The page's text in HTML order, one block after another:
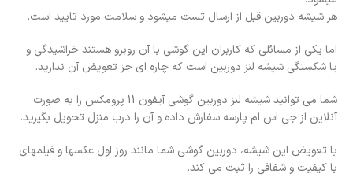
هر شیشه دوربین قبل از ارسال تست میشود و سلامت مورد تایید است.
اما یکی از مسائلی که کاربران این گوشی با آن روبرو هستند خراشیدگی و
یا شکستگی شیشه لنز دوربین است که چاره ای جز تعویض آن ندارید.
شما می توانید شیشه لنز دوربین گوشی آیفون 11 پرومکس را به صورت
آنلاین از جی اس ام پارسه سفارش داده و آن را درب منزل تحویل بگیرید.
با تعویض این شیشه، دوربین گوشی شما مانند روز اول عکسها و فیلمهای
با کیفیت و شفافی را ثبت می کند.